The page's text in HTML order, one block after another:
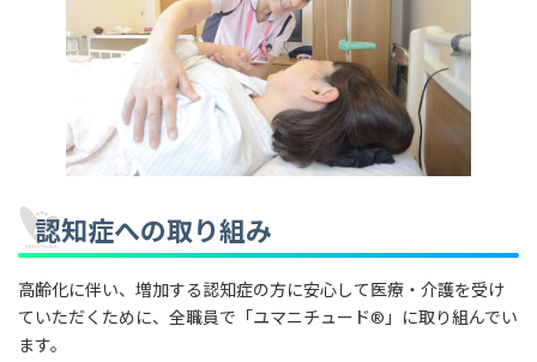
認知症への取り組み
高齢化に伴い、増加する認知症の方に安心して医療・介護を受け
ていただくために、全職員で「ユマニチュード®︎」に取り組んでい
ます。